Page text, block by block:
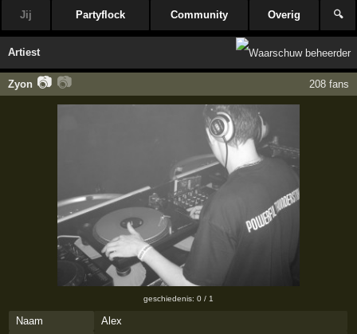
Jij Partyflock Community Overig 🔍
Artiest
Zyon 📷 📷 208 fans
geschiedenis: 0 / 1
Naam
Alex